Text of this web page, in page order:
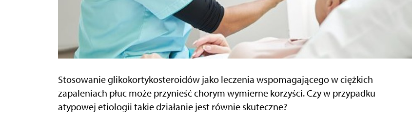
Stosowanie glikokortykosteroidów jako leczenia wspomagającego w ciężkich
zapaleniach płuc może przynieść chorym wymierne korzyści. Czy w przypadku
atypowej etiologii takie działanie jest równie skuteczne?